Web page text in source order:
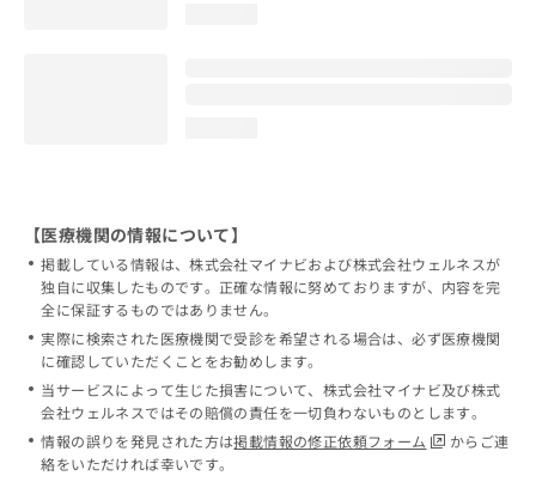
【医療機関の情報について】
掲載している情報は、株式会社マイナビおよび株式会社ウェルネスが
独自に収集したものです。正確な情報に努めておりますが、内容を完
全に保証するものではありません。
実際に検索された医療機関で受診を希望される場合は、必ず医療機関
に確認していただくことをお勧めします。
当サービスによって生じた損害について、株式会社マイナビ及び株式
会社ウェルネスではその賠償の責任を一切負わないものとします。
情報の誤りを発見された方は掲載情報の修正依頼フォーム
からご連
絡をいただければ幸いです。